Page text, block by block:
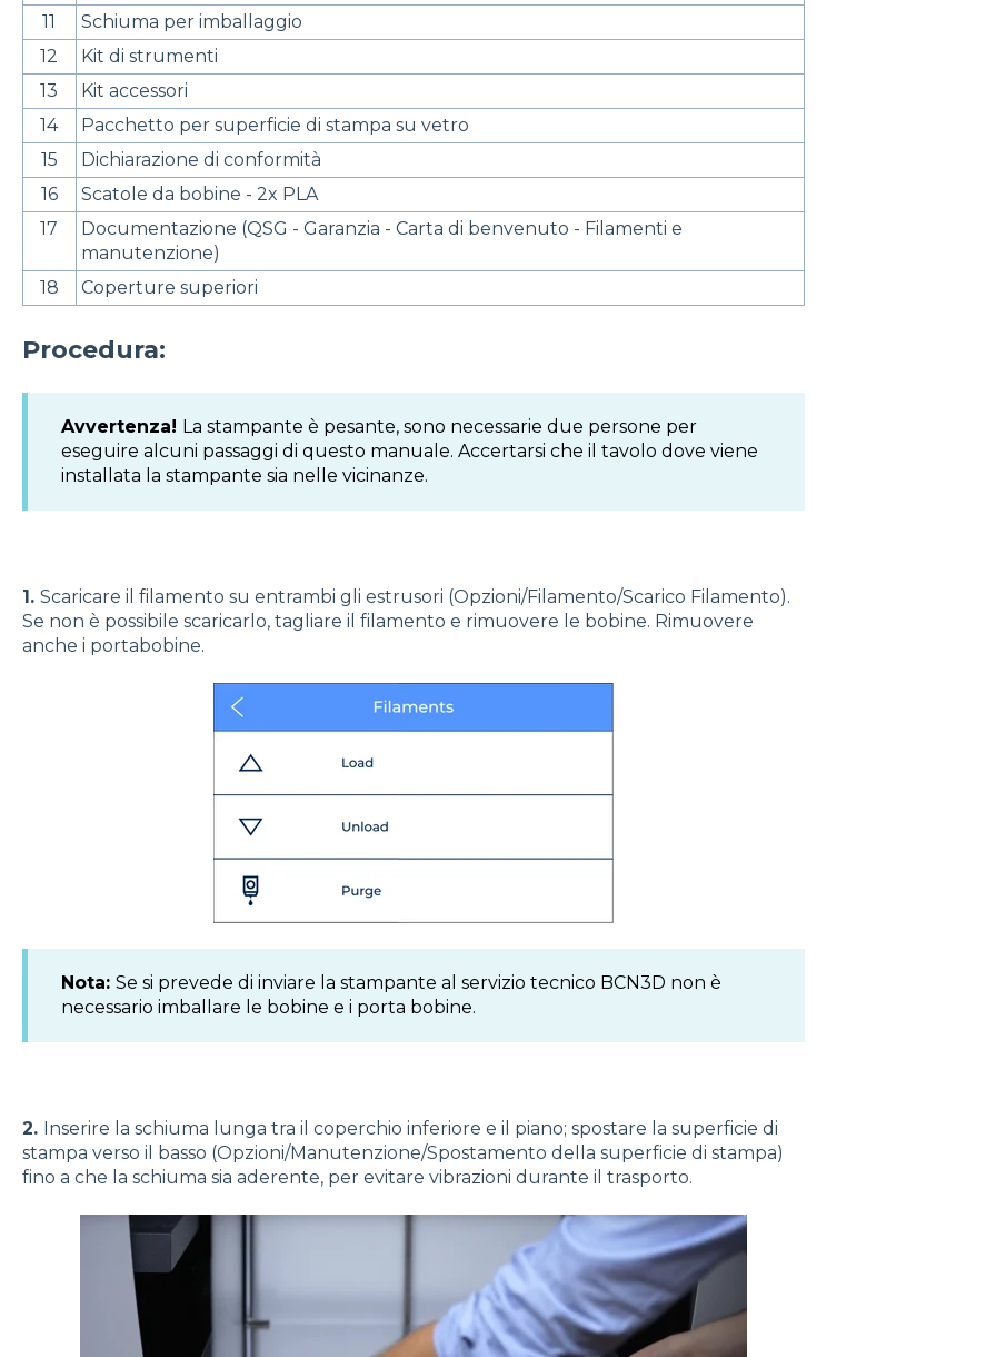
11
Schiuma per imballaggio
12
Kit di strumenti
13
Kit accessori
14
Pacchetto per superficie di stampa su vetro
15
Dichiarazione di conformità
16
Scatole da bobine - 2x PLA
17
Documentazione (QSG - Garanzia - Carta di benvenuto - Filamenti e
manutenzione)
18
Coperture superiori
Procedura:
Avvertenza! La stampante è pesante, sono necessarie due persone per
eseguire alcuni passaggi di questo manuale. Accertarsi che il tavolo dove viene
installata la stampante sia nelle vicinanze.
1. Scaricare il filamento su entrambi gli estrusori (Opzioni/Filamento/Scarico Filamento).
Se non è possibile scaricarlo, tagliare il filamento e rimuovere le bobine. Rimuovere
anche i portabobine.
Nota: Se si prevede di inviare la stampante al servizio tecnico BCN3D non è
necessario imballare le bobine e i porta bobine.
2. Inserire la schiuma lunga tra il coperchio inferiore e il piano; spostare la superficie di
stampa verso il basso (Opzioni/Manutenzione/Spostamento della superficie di stampa)
fino a che la schiuma sia aderente, per evitare vibrazioni durante il trasporto.